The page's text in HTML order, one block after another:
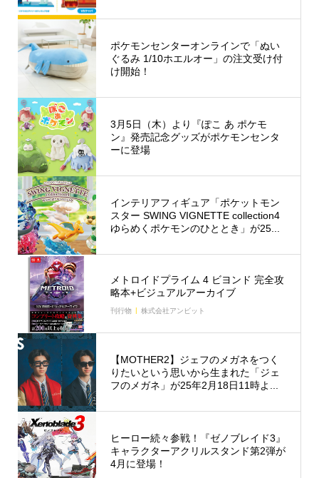
ポケモンセンターオンラインで「ぬい
ぐるみ 1/10ホエルオー」の注文​​受け付
け開始！
3月5日（木）より『ぽこ あ ポケモ
ン』発売記念グッズがポケモンセンタ
ーに登場
インテリアフィギュア「ポケットモン
スター SWING VIGNETTE collection4
ゆらめくポケモンのひととき」が25...
メトロイドプライム 4 ビヨンド 完全攻
略本+ビジュアルアーカイブ
刊行物 株式会社アンビット
【MOTHER2】ジェフのメガネをつく
りたいという思いから生まれた「ジェ
フのメガネ」が25年2月18日11時よ...
ヒーロー続々参戦！『ゼノブレイド3』
キャラクターアクリルスタンド第2弾が
4月に登場！